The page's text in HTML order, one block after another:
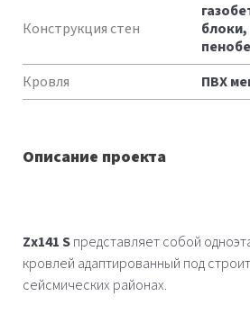
Конструкция стен
Кровля
ПВХ
Описание проекта
Zx141 Sпредставляет собой
кровлей адаптированный под
сейсмических районах.